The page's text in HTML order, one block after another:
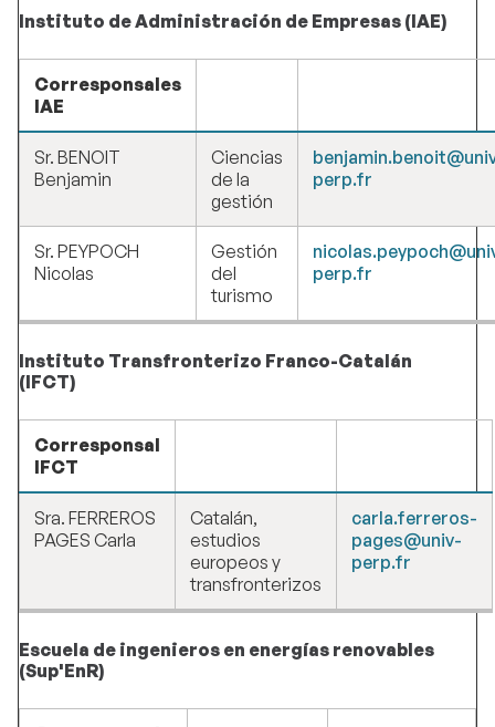
Instituto de Administración de Empresas (IAE)
Corresponsales
IAE
Sr. BENOIT
Benjamin
Ciencias
de la
gestión
benjamin.benoit
perp.fr
Sr. PEYPOCH
Nicolas
Gestión
del
turismo
perp.fr
Instituto Transfronterizo Franco-Catalán
(IFCT)
Corresponsal
IFCT
Sra. FERREROS
PAGES Carla
Catalán,
estudios
europeos y
transfronterizos
carla.ferreros-
pages@univ-
perp.fr
Escuela de ingenieros en energías renovables
(Sup'EnR)